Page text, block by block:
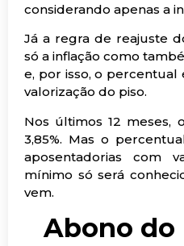
considerando apenas a
Já a regra de reajuste
só a inflação como
e, por isso, o percentual
valorização do piso.
Nos últimos 12 meses,
3,85%. Mas o
aposentadorias com
mínimo só será
vem.
Abono do